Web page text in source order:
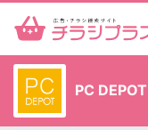
PC DEPOT